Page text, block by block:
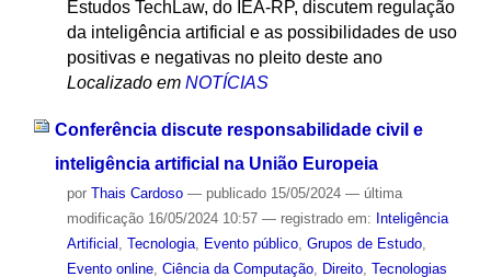
Estudos TechLaw, do IEA-RP, discutem regulação
da inteligência artificial e as possibilidades de uso
positivas e negativas no pleito deste ano
Localizado em NOTÍCIAS
Conferência discute responsabilidade civil e
inteligência artificial na União Europeia
por Thais Cardoso — publicado15/05/2024 — última
modificação16/05/2024 10:57 — registrado em: Inteligência
Artificial Tecnologia, Evento público, Grupos de Estudo,
Evento online, Ciência da Computação, Direito, Tecnologias